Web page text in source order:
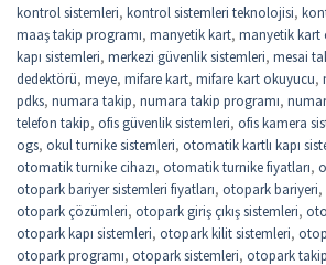
kontrol sistemleri, kontrol sistemleri teknolojisi,
maaş takip programı, manyetik kart, manyetik kart
kapı sistemleri, merkezi güvenlik sistemleri, mesai
dedektörü, meye, mifare kart, mifare kart okuyucu,
pdks, numara takip, numara takip programı,
telefon takip, ofis güvenlik sistemleri, ofis kamera
ogs, okul turnike sistemleri, otomatik kartlı kapı
otomatik turnike cihazı, otomatik turnike fiyatları,
otopark bariyer sistemleri fiyatları, otopark bariyeri,
otopark çözümleri, otopark giriş çıkış sistemleri,
otopark kapı sistemleri, otopark kilit sistemleri,
otopark programı, otopark sistemleri, otopark